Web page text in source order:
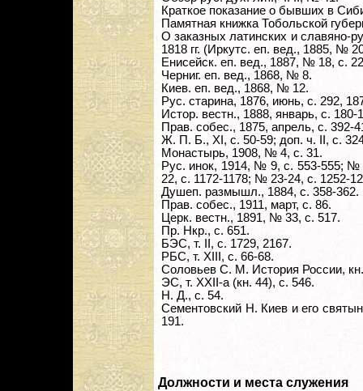
Краткое показание о бывших в
Памятная книжка Тобольской
О заказных латинских и славяно-
1818 гг. (Иркутс. еп. вед., 1885, №
Енисейск. еп. вед., 1887, № 18, с.
Черниг. еп. вед., 1868, № 8.
Киев. еп. вед., 1868, № 12.
Рус. старина, 1876, июнь, с. 292,
Истор. вестн., 1888, январь, с. 180-
Прав. собес., 1875, апрель, с. 392-
Ж. П. Б., XI, с. 50-59; доп. ч. II, с.
Монастырь, 1908, № 4, с. 31.
Рус. инок, 1914, № 9, с. 553-555;
22, с. 1172-1178; № 23-24, с. 1252-
Душеп. размышл., 1884, с. 358-362.
Прав. собес., 1911, март, с. 86.
Церк. вестн., 1891, № 33, с. 517.
Пр. Нкр., с. 651.
БЭС, т. II, с. 1729, 2167.
РБС, т. XIII, с. 66-68.
Соловьев С. М. История России,
ЭС, т. XXII-а (кн. 44), с. 546.
Н. Д., с. 54.
Сементовский Н. Киев и его
191.
Должности и места служения